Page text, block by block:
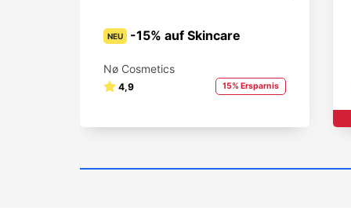
NEU -15% auf Skincare
Nø Cosmetics
4,9 15% Ersparnis